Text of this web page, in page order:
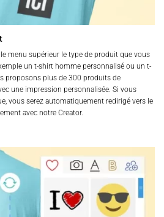
menu supérieur le type de produit que vous
un t-shirt homme personnalisé ou un t-
proposons plus de 300 produits de
une impression personnalisée. Si vous
vous serez automatiquement redirigé vers le
avec notre Creator.